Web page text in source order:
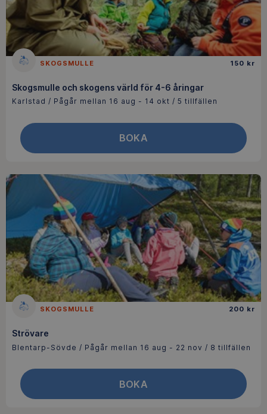
SKOGSMULLE 150 kr
Skogsmulle och skogens värld för 4-6 åringar
Karlstad / Pågår mellan 16 aug - 14 okt / 5 tillfällen
BOKA
SKOGSMULLE 200 kr
Strövare
Blentarp-Sövde / Pågår mellan 16 aug - 22 nov / 8 tillfällen
BOKA